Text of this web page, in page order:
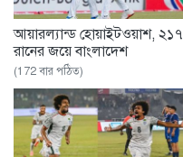
আয়ারল্যান্ড হোয়াইটওয়াশ, ২১৭
রানের জয়ে বাংলাদেশ
(172 বার পঠিত)